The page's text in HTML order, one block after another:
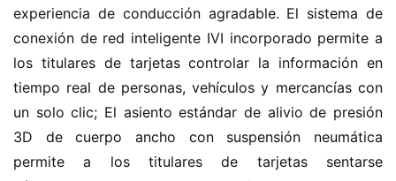
c
h
n
o
C
a
experiencia de conducción agradable. El sistema de
conexión de red inteligente IVI incorporado permite a
los titulares de tarjetas controlar la información en
tiempo real de personas, vehículos y mercancías con
un solo clic; El asiento estándar de alivio de presión
3D de cuerpo ancho con suspensión neumática
permite a los titulares de tarjetas sentarse